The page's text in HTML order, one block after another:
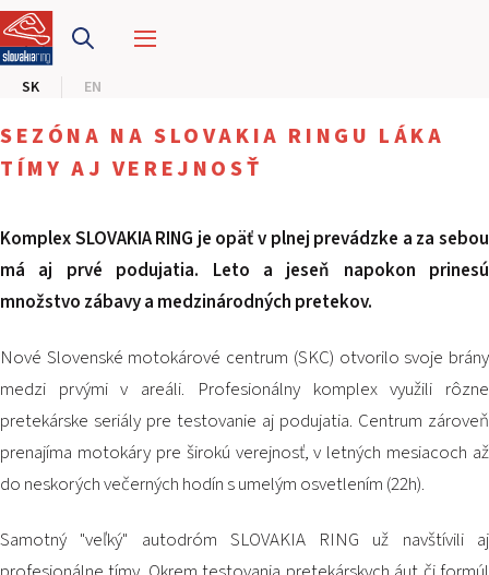
SK EN
PRETEKÁRSKY OKRUH
MOTOKÁRY
CENTRUM BEZPEČNEJ JAZDY
KALENDÁR
EN
E-SHOP A VSTUPENKY
PRE FIRMY
SEZÓNA NA SLOVAKIA RINGU LÁKA
TÍMY AJ VEREJNOSŤ
Komplex SLOVAKIA RING je opäť v plnej prevádzke a za sebou
má aj prvé podujatia. Leto a jeseň napokon prinesú
množstvo zábavy a medzinárodných pretekov.
Nové Slovenské motokárové centrum (SKC) otvorilo svoje brány
medzi prvými v areáli. Profesionálny komplex využili rôzne
pretekárske seriály pre testovanie aj podujatia. Centrum zároveň
prenajíma motokáry pre širokú verejnosť, v letných mesiacoch až
do neskorých večerných hodín s umelým osvetlením (22h).
Samotný "veľký" autodróm SLOVAKIA RING už navštívili aj